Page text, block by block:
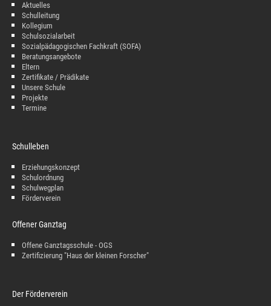
Aktuelles
Schulleitung
Kollegium
Schulsozialarbeit
Sozialpädagogischen Fachkraft (SOFA)
Beratungsangebote
Eltern
Zertifikate / Prädikate
Unsere Schule
Projekte
Termine
Schulleben
Erziehungskonzept
Schulordnung
Schulwegplan
Förderverein
Offener Ganztag
Offene Ganztagsschule - OGS
Zertifizierung "Haus der kleinen Forscher"
Der Förderverein